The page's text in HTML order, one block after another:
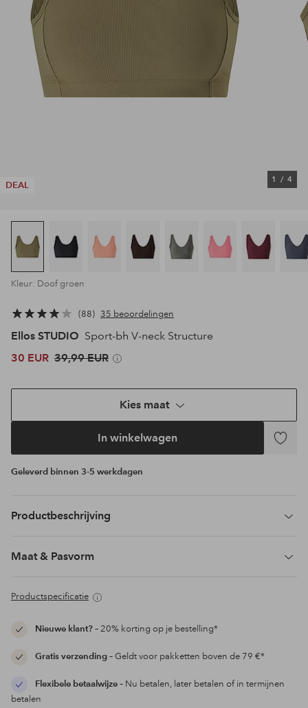
DEAL
1 / 4
Kleur: Doof groen
88 35 beoordelingen
Ellos STUDIO Sport-bh V-neck Structure
30 EUR 39,99 EUR
Kies maat
In winkelwagen
Geleverd binnen 3-5 werkdagen
Productbeschrijving
Maat & Pasvorm
Productspecificatie
Nieuwe klant?– 20% korting op je bestelling*
Gratis verzending– Geldt voor pakketten boven de 79 €*
Flexibele betaalwijze– Nu betalen, later betalen of in termijnen
betalen